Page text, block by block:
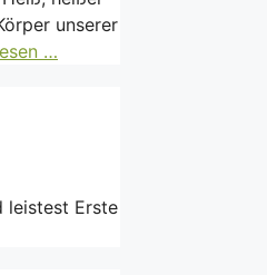
unserer
…
leistest Erste